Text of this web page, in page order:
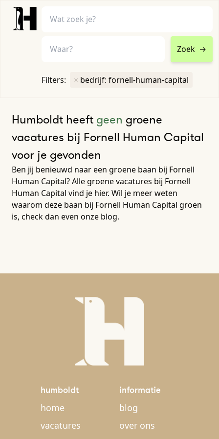
Zoek →
Filters: × bedrijf: fornell-human-capital
Humboldt heeft geen groene
vacatures bij Fornell Human Capital
voor je gevonden
Ben jij benieuwd naar een groene baan bij Fornell
Human Capital? Alle groene vacatures bij Fornell
Human Capital vind je hier. Wil je meer weten
waarom deze baan bij Fornell Human Capital groen
is, check dan even onze blog.
humboldt
home
vacatures
informatie
blog
over ons